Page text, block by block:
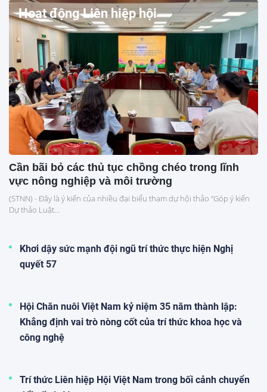
Hoạt động Liên hiệp hội
Cần bãi bỏ các thủ tục chồng chéo trong lĩnh
vực nông nghiệp và môi trường
(STNN) - Đây là ý kiến của nhiều đại biểu tham dự hội thảo “Góp ý kiến
Dự thảo Luật...
Khơi dậy sức mạnh đội ngũ trí thức thực hiện Nghị
quyết 57
Hội Chăn nuôi Việt Nam kỷ niệm 35 năm thành lập:
Khẳng định vai trò nòng cốt của trí thức khoa học và
công nghệ
Trí thức Liên hiệp Hội Việt Nam trong bối cảnh chuyển